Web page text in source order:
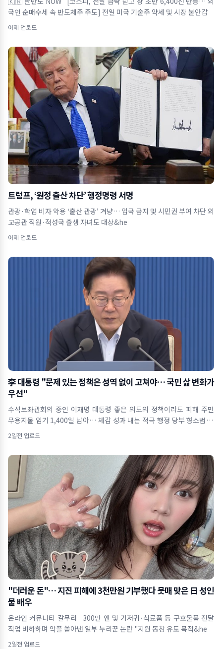
국인 순매수세 속 반도체주 주도] 전일 미국 기술주 약세 및 시장 불안감
어제 업로드
트럼프, ‘원정 출산 차단’ 행정명령 서명
관광·학업 비자 악용 ‘출산 관광’ 겨냥… 입국 금지 및 시민권 부여 차단 외
교공관 직원·적성국 출생 자녀도 대상&he
어제 업로드
李 대통령 "문제 있는 정책은 성역 없이 고쳐야… 국민 삶 변화가
우선"
수석보좌관회의 중인 이재명 대통령 좋은 의도의 정책이라도 피해 주면
무용지물 임기 1,400일 남아… 체감 성과 내는 적극 행정 당부 형소법 개
정&midd
2일전 업로드
"더러운 돈"… 지진 피해에 3천만원 기부했다 뭇매 맞은 日 성인
물 배우
온라인 커뮤니티 갈무리 300만 엔 및 기저귀·식료품 등 구호물품 전달
직업 비하하며 악플 쏟아낸 일부 누리꾼 논란 "지원 동참 유도 목적&he
2일전 업로드